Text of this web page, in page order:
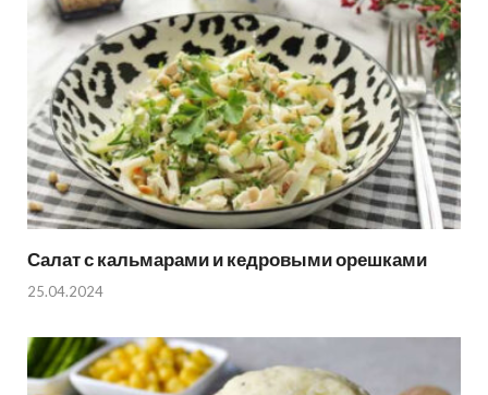
Салат с кальмарами и кедровыми орешками
25.04.2024